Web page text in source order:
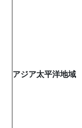
アジア太平洋地域